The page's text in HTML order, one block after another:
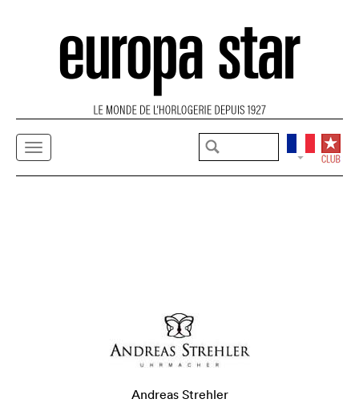
Andreas Strehler